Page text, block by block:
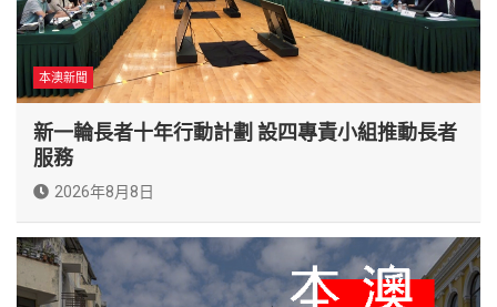
本澳新聞
新一輪長者十年行動計劃 設四專責小組推動長者
服務
2026年8月8日